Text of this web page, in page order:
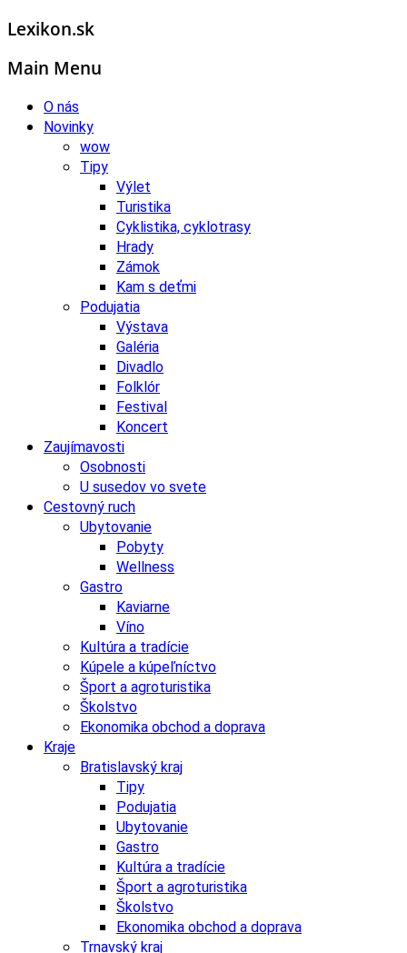
Lexikon.sk
Main Menu
O nás
Novinky
wow
Tipy
Výlet
Turistika
Cyklistika, cyklotrasy
Hrady
Zámok
Kam s deťmi
Podujatia
Výstava
Galéria
Divadlo
Folklór
Festival
Koncert
Zaujímavosti
Osobnosti
U susedov vo svete
Cestovný ruch
Ubytovanie
Pobyty
Wellness
Gastro
Kaviarne
Víno
Kultúra a tradície
Kúpele a kúpeľníctvo
Šport a agroturistika
Školstvo
Ekonomika obchod a doprava
Kraje
Bratislavský kraj
Tipy
Podujatia
Ubytovanie
Gastro
Kultúra a tradície
Šport a agroturistika
Školstvo
Ekonomika obchod a doprava
Trnavský kraj